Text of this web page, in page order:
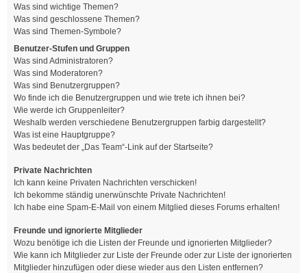
Was sind wichtige Themen?
Was sind geschlossene Themen?
Was sind Themen-Symbole?
Benutzer-Stufen und Gruppen
Was sind Administratoren?
Was sind Moderatoren?
Was sind Benutzergruppen?
Wo finde ich die Benutzergruppen und wie trete ich ihnen bei?
Wie werde ich Gruppenleiter?
Weshalb werden verschiedene Benutzergruppen farbig dargestellt?
Was ist eine Hauptgruppe?
Was bedeutet der „Das Team“-Link auf der Startseite?
Private Nachrichten
Ich kann keine Privaten Nachrichten verschicken!
Ich bekomme ständig unerwünschte Private Nachrichten!
Ich habe eine Spam-E-Mail von einem Mitglied dieses Forums erhalten!
Freunde und ignorierte Mitglieder
Wozu benötige ich die Listen der Freunde und ignorierten Mitglieder?
Wie kann ich Mitglieder zur Liste der Freunde oder zur Liste der ignorierten
Mitglieder hinzufügen oder diese wieder aus den Listen entfernen?